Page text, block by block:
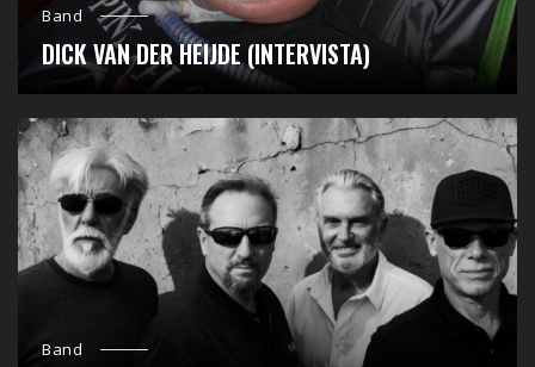
Band
DICK VAN DER HEIJDE (INTERVISTA)
Band